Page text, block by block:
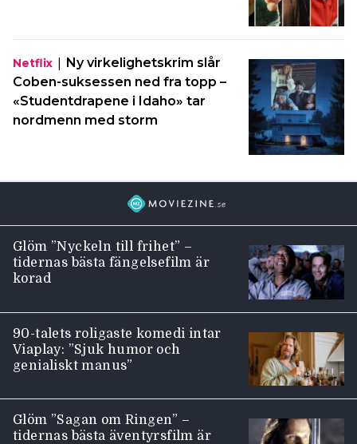
Netflix | Ny virkelighetskrim slår
Coben-suksessen ned fra topp –
«Studentdrapene i Idaho» tar
nordmenn med storm
Glöm ”Nyckeln till frihet” –
tidernas bästa fängelsefilm är
korad
90-talets roligaste komedi intar
Viaplay: ”Sjuk humor och
genialiskt manus”
Glöm ”Sagan om Ringen” –
tidernas bästa äventyrsfilm är